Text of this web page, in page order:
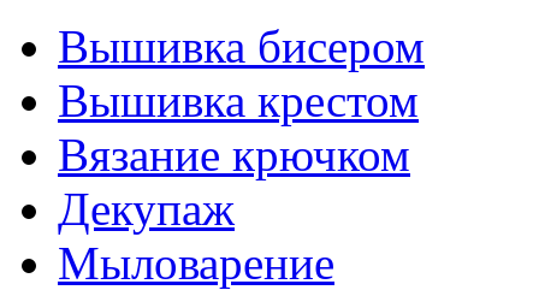
Вышивка бисером
Вышивка крестом
Вязание крючком
Декупаж
Мыловарение